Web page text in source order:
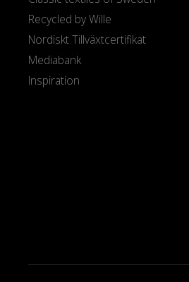
Recycled by Wille
Nordiskt Tillväxtcertifikat
Mediabank
Inspiration